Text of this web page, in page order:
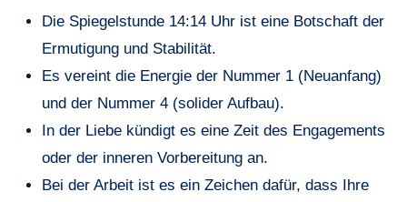
Die Spiegelstunde 14:14 Uhr ist eine Botschaft der
Ermutigung und Stabilität.
Es vereint die Energie der Nummer 1 (Neuanfang)
und der Nummer 4 (solider Aufbau).
In der Liebe kündigt es eine Zeit des Engagements
oder der inneren Vorbereitung an.
Bei der Arbeit ist es ein Zeichen dafür, dass Ihre